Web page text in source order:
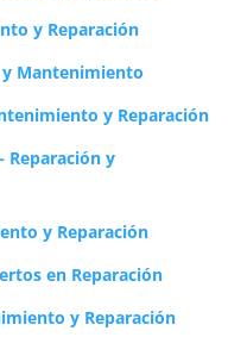
y Reparación
y Mantenimiento
y Reparación
Reparación y
y Reparación
en Reparación
y Reparación